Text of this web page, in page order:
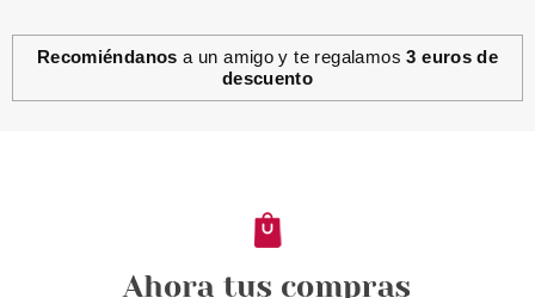
RALPH LAUREN
55.00€
Recomiéndanos a un amigo y te regalamos3 euros de
descuento